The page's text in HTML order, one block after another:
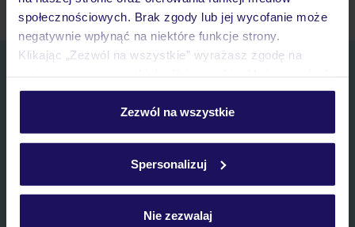
społecznościowych. Brak zgody lub jej wycofanie może
negatywnie wpłynąć na niektóre funkcje strony.
Klikając „Zezwól na wszystkie” wyrażasz zgodę na
personalizować swój wybór wchodząc w zakładkę
Szczegółowe informacje o plikach cookie znajdziesz
Zezwól na wszystkie
Spersonalizuj
Nie zezwalaj
E-MAIL*
Wyrażam zgodę na przetwarzanie danych osobowych przez TUI
marketingowych, w zakresie oraz celu wskazanym w